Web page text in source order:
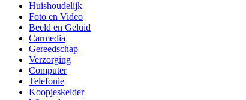
Huishoudelijk
Foto en Video
Beeld en Geluid
Carmedia
Gereedschap
Verzorging
Computer
Telefonie
Koopjeskelder